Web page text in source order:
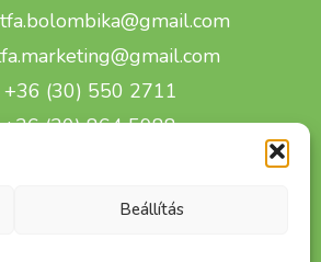
Beállítás
(30) 550 2711
+36 (30) 864 5988